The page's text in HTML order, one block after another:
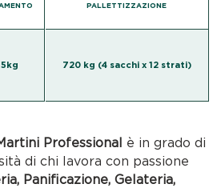
PALLETTIZZAZIONE
720 kg (4 sacchi x 12 strati)
Professional è in grado di
di chi lavora con passione
Panificazione, Gelateria,